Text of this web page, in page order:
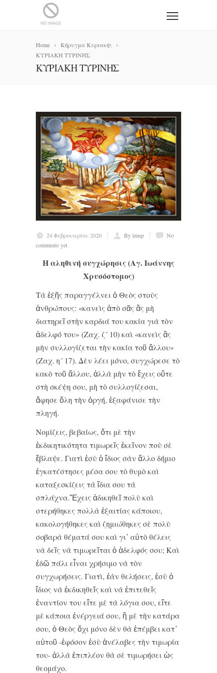
Home
Κήρυγμα Κυριακής
ΚΥΡΙΑΚΗ ΤΥΡΙΝΗΣ
ΚΥΡΙΑΚΗ ΤΥΡΙΝΗΣ
24 Φεβρουαρίου 2020 By imnp
No
comments yet
Η αληθινή συγχώρησις (Αγ. Ιωάννης
Χρυσόστομος)
Τὰ ἑξῆς παραγγέλνει ὁ Θεὸς στοὺς
ἀνθρώπους: «κανεὶς ἀπὸ σᾶς ἂς μὴ
διατηρεῖ στὴν καρδιά του κακία γιὰ τὸν
ἀδελφό του» (Ζαχ. ζ´ 10) καὶ «κανεὶς ἂς
μὴν συλλογίζεται τὴν κακία τοῦ ἄλλου»
(Ζαχ. η´ 17). Δὲν λέει μόνο, συγχώρεσε τὸ
κακὸ τοῦ ἄλλου, ἀλλὰ μὴν τὸ ἔχεις οὔτε
στὴ σκέψη σου, μὴ τὸ συλλογίζεσαι,
ἄφησε ὅλη τὴν ὀργή, ἐξαφάνισε τὴν
πληγή.
Νομίζεις, βεβαίως, ὅτι μὲ τὴν
ἐκδικητικότητα τιμωρεῖς ἐκεῖνον ποὺ σὲ
ἔβλαψε. Γιατὶ ἐσὺ ὁ ἴδιος σὰν ἄλλο δήμιο
ἐγκατέστησες μέσα σου τὸ θυμὸ καὶ
καταξεσκίζεις τὰ ἴδια σου τὰ
σπλάχνα.Ἔχεις ἀδικηθεῖ πολὺ καὶ
στερήθηκες πολλὰ ἐξαιτίας κάποιου,
κακολογήθηκες καὶ ζημιώθηκες σὲ πολὺ
σοβαρὰ θέματά σου καὶ γι᾿ αὐτὸ θέλεις
νὰ δεῖς νὰ τιμωρεῖται ὁ ἀδελφός σου; Καὶ
ἐδῶ πάλι εἶναι χρήσιμο νὰ τὸν
συγχωρήσεις. Γιατὶ, ἐὰν θελήσεις, ἐσὺ ὁ
ἴδιος νὰ ἐκδικηθεῖς καὶ νὰ ἐπιτεθεῖς
ἐναντίον του εἴτε μὲ τὰ λόγια σου, εἴτε
μὲ κάποια ἐνέργειά σου, ἢ μὲ τὴν κατάρα
σου, ὁ Θεὸς ὄχι μόνο δὲν θὰ ἐπέμβει κατ᾿
αὐτοῦ -ἐφόσον ἐσὺ ἀνέλαβες τὴν τιμωρία
του- ἀλλὰ ἐπιπλέον θὰ σὲ τιμωρήσει ὡς
θεομάχο.